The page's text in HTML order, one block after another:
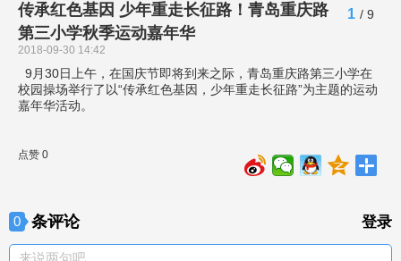
传承红色基因 少年重走长征路！青岛重庆路
第三小学秋季运动嘉年华
1 / 9
2018-09-30 14:42
9月30日上午，在国庆节即将到来之际，青岛重庆路第三小学在
校园操场举行了以“传承红色基因，少年重走长征路”为主题的运动
嘉年华活动。
点赞 0
0 条评论 登录
来说两句吧。。。